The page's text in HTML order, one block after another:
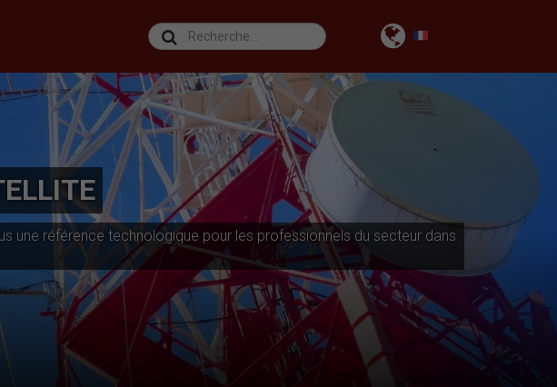
une référence technologique pour les professionnels du secteur dans